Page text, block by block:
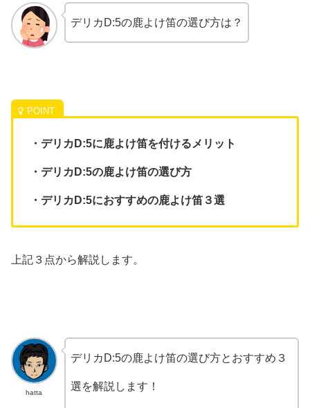
デリカD:5の鹿よけ笛の選び方は？
・デリカD:5に鹿よけ笛を付けるメリット
・デリカD:5の鹿よけ笛の選び方
・デリカD:5におすすめの鹿よけ笛３選
上記３点から解説します。
hatta
デリカD:5の鹿よけ笛の選び方とおすすめ３
選を解説します！